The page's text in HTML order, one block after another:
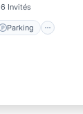
6 Invités
Parking